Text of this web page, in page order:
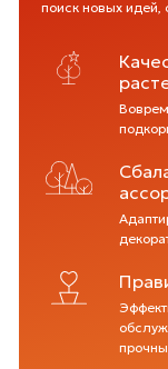
поиск новых идей,